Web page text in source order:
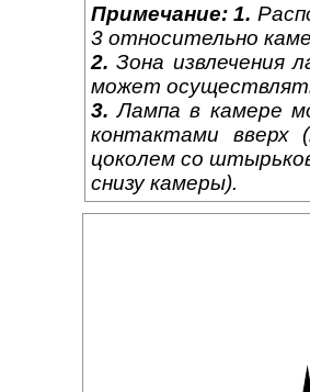
Примечание: 1.
3 относительно
2. Зона извлечения
может
3. Лампа в камере
контактами вверх
цоколем со
снизу камеры).